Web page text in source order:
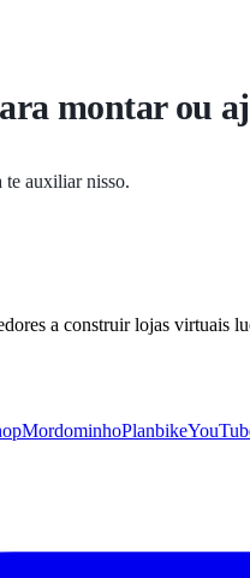
montar ou
te auxiliar nisso.
a construir lojas virtuais
MordominhoPlanbike